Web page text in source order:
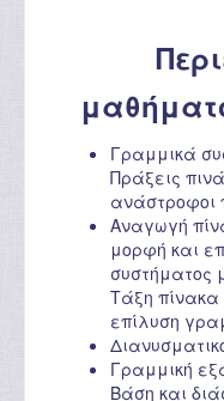
Γραμμικά
Πράξεις
ανάστροφοι
Αναγωγή
μορφή και
συστήματος
Τάξη πίνακα
επίλυση
Γραμμική
Βάση και